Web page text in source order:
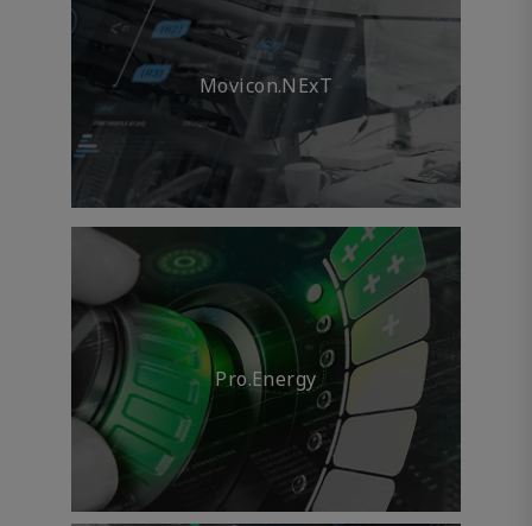
Movicon.NExT
Pro.Energy